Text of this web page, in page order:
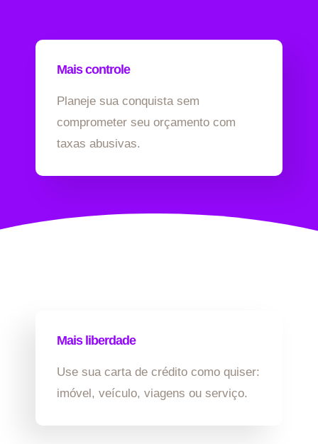
Mais controle
Planeje sua conquista sem
comprometer seu orçamento com
taxas abusivas.
Mais liberdade
Use sua carta de crédito como quiser:
imóvel, veículo, viagens ou serviço.